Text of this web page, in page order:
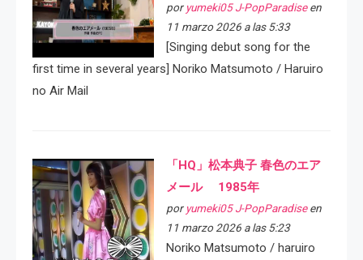
por yumeki05 J-PopParadiseen
11 marzo 2026 a las 5:33
[Singing debut song for the
first time in several years] Noriko Matsumoto / Haruiro
no Air Mail
「HQ」松本典子 春色のエア
メール 1985年
por yumeki05 J-PopParadiseen
11 marzo 2026 a las 5:23
Noriko Matsumoto / haruiro